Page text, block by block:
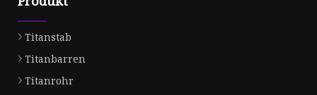
Titanstab
Titanbarren
Titanrohr